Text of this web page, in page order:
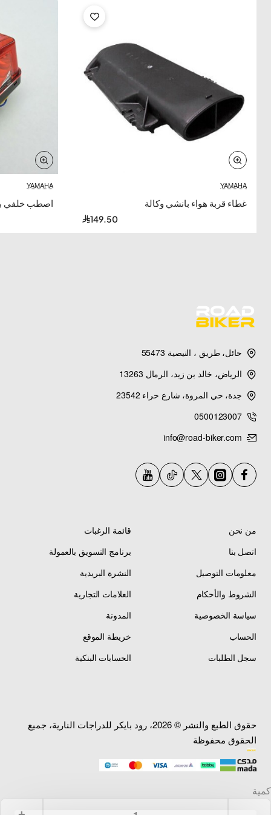
YAMAHA
غطاء قربة هواء بانشي وكالة
149.50
YAMAHA
اصطب خلفي
حائل، طريق ، النيصية 55473
الرياض، خالد بن زيد، الرمال 13263
جدة، حي المروة، شارع حراء 23542
0500123007
info@road-biker.com
من نحن
اتصل بنا
معلومات التوصيل
الشروط والأحكام
سياسة الخصوصية
الحساب
سجل الطلبات
قائمة الرغبات
برنامج التسويق بالعمولة
النشرة البريدية
العلامات التجارية
المدونة
خريطة الموقع
الحسابات البنكية
حقوق الطبع والنشر © 2026، رود بايكر للدراجات النارية، جميع
الحقوق محفوظة